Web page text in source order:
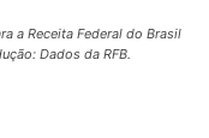
a Receita Federal do Brasil
Dados da RFB.